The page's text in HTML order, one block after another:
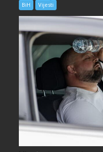
BiH Vijesti